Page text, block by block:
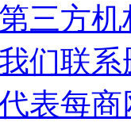
三方
们联
表每